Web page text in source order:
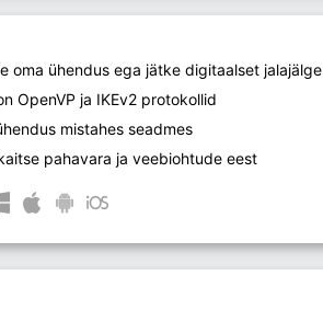
oma ühendus ega jätke digitaalset jalajälge
OpenVP ja IKEv2 protokollid
mistahes seadmes
pahavara ja veebiohtude eest